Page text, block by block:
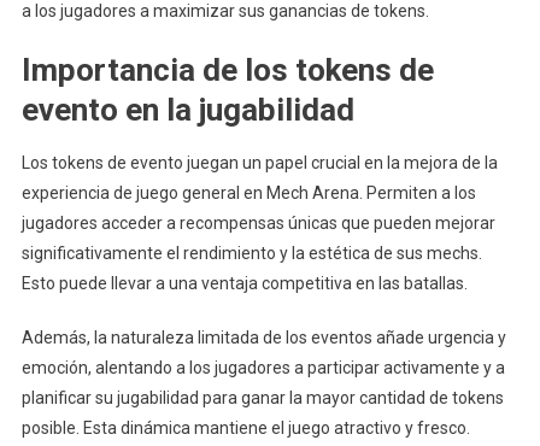
a los jugadores a maximizar sus ganancias de tokens.
Importancia de los tokens de
evento en la jugabilidad
Los tokens de evento juegan un papel crucial en la mejora de la
experiencia de juego general en Mech Arena. Permiten a los
jugadores acceder a recompensas únicas que pueden mejorar
significativamente el rendimiento y la estética de sus mechs.
Esto puede llevar a una ventaja competitiva en las batallas.
Además, la naturaleza limitada de los eventos añade urgencia y
emoción, alentando a los jugadores a participar activamente y a
planificar su jugabilidad para ganar la mayor cantidad de tokens
posible. Esta dinámica mantiene el juego atractivo y fresco.